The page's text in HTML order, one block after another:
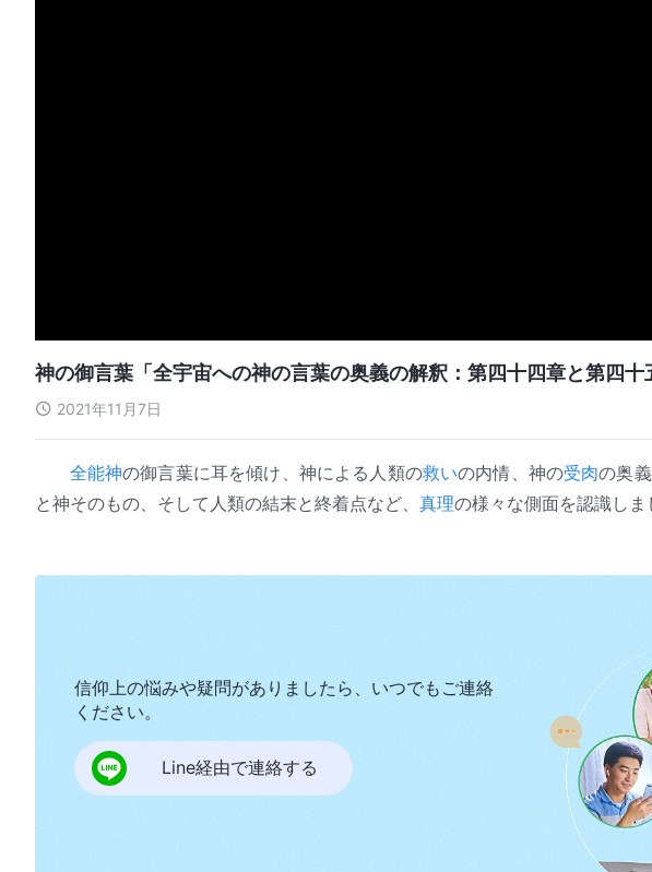
神の御言葉「全宇宙への神の言葉の奥義の解釈：第四十四章と第四十
2021年11月7日
全能神の御言葉に耳を傾け、神による人類の救いの内情、神の受肉の奥義
と神そのもの、そして人類の結末と終着点など、 真理の様々な側面を認識しま
信仰上の悩みや疑問がありましたら、いつでもご連絡
ください。
Line経由で連絡する